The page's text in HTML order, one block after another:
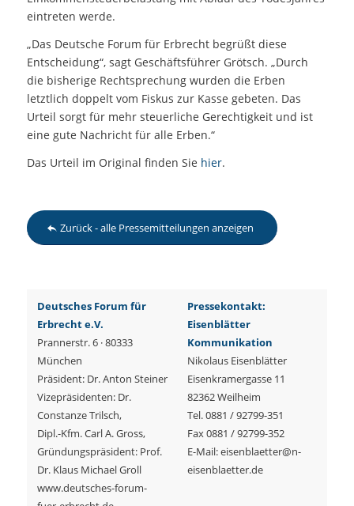
eintreten werde.
„Das Deutsche Forum für Erbrecht begrüßt diese
Entscheidung“, sagt Geschäftsführer Grötsch. „Durch
die bisherige Rechtsprechung wurden die Erben
letztlich doppelt vom Fiskus zur Kasse gebeten. Das
Urteil sorgt für mehr steuerliche Gerechtigkeit und ist
eine gute Nachricht für alle Erben.“
Das Urteil im Original finden Sie hier.
Zurück - alle Pressemitteilungen anzeigen
Deutsches Forum für
Erbrecht e.V.
Prannerstr. 6 · 80333
München
Präsident: Dr. Anton Steiner
Vizepräsidenten: Dr.
Constanze Trilsch,
Dipl.-Kfm. Carl A. Gross,
Gründungspräsident: Prof.
Dr. Klaus Michael Groll
www.deutsches-forum-
Pressekontakt:
Eisenblätter
Kommunikation
Nikolaus Eisenblätter
Eisenkramergasse 11
82362 Weilheim
Tel. 0881 / 92799-351
Fax 0881 / 92799-352
E-Mail: eisenblaetter@n-
eisenblaetter.de